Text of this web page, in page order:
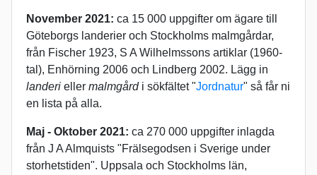
November 2021: ca 15 000 uppgifter om ägare till
Göteborgs landerier och Stockholms malmgårdar,
från Fischer 1923, S A Wilhelmssons artiklar (1960-
tal), Enhörning 2006 och Lindberg 2002. Lägg in
landeri eller malmgårdi sökfältet "Jordnatur" så får ni
en lista på alla.
Maj - Oktober 2021: ca 270 000 uppgifter inlagda
från J A Almquists "Frälsegodsen i Sverige under
storhetstiden". Uppsala och Stockholms län,